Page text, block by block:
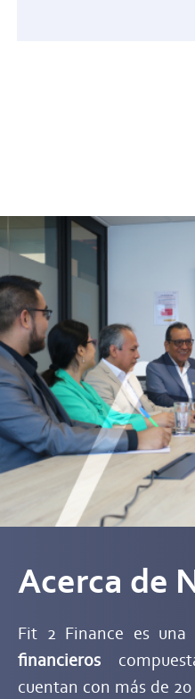
Acerca de
Fit 2 Finance es una
financieros
cuentan con más de